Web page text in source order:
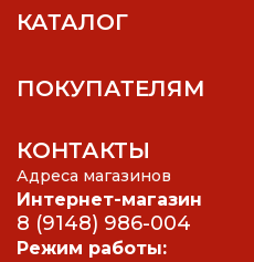
КАТАЛОГ
ПОКУПАТЕЛЯМ
КОНТАКТЫ
Адреса магазинов
Интернет-магазин
8 (9148) 986-004
Режим работы: